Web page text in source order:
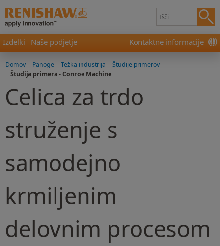
Izdelki Naše podjetje Kontaktne informacije
Domov - Panoge - Težka industrija - Študije primerov -
Študija primera - Conroe Machine
Celica za trdo
struženje s
samodejno
krmiljenim
delovnim procesom